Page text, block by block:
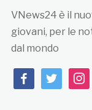
VNews24 è il
giovani, per le
dal mondo
facebooktwitter